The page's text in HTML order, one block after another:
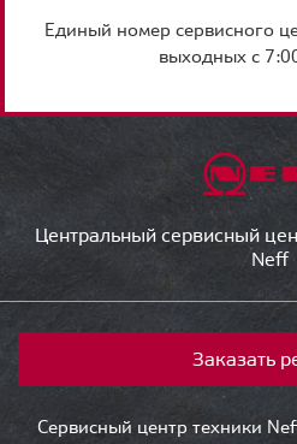
Единый номер сервисного
выходных с
Центральный сервисный
Neff
Заказать
Сервисный центр техники